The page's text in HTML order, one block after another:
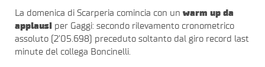
La domenica di Scarperia comincia con un warm up da
applausi
per Gaggi: secondo rilevamento cronometrico
assoluto (2’05.698) preceduto soltanto dal giro record last
minute del collega Boncinelli.